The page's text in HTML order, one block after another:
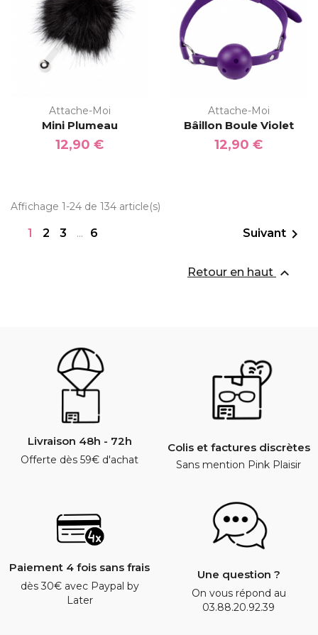
Attache-Moi
Mini Plumeau
12,90 €
Attache-Moi
Bâillon Boule Violet
12,90 €
Affichage 1-24 de 134 article(s)
1 2 3 … 6 Suivant 
Retour en haut 
Livraison 48h - 72h
Offerte dès 59€ d'achat
Colis et factures discrètes
Sans mention Pink Plaisir
Paiement 4 fois sans frais
dès 30€ avec Paypal by
Later
Une question ?
On vous répond au
03.88.20.92.39